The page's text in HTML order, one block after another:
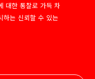
대한 통찰로 가득 차
하는 신뢰할 수 있는